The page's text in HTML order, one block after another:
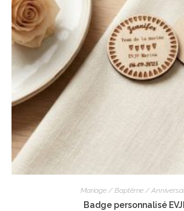
Mariage / Baptême /
Badge personnalisé